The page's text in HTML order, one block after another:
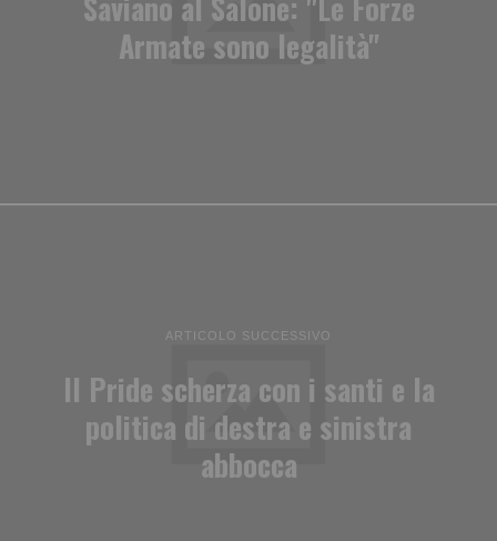
Armate sono legalità"
ARTICOLO SUCCESSIVO
Il Pride scherza con i santi e la
politica di destra e sinistra
abbocca